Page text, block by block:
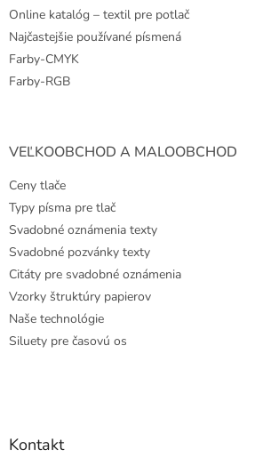
Online katalóg – textil pre potlač
Najčastejšie používané písmená
Farby-CMYK
Farby-RGB
VEĽKOOBCHOD A MALOOBCHOD
Ceny tlače
Typy písma pre tlač
Svadobné oznámenia texty
Svadobné pozvánky texty
Citáty pre svadobné oznámenia
Vzorky štruktúry papierov
Naše technológie
Siluety pre časovú os
Kontakt